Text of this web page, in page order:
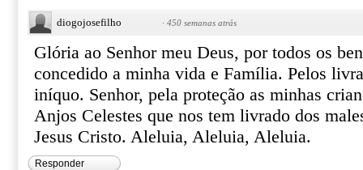
diogojosefilho · 450 semanas atrás
Glória ao Senhor meu Deus, por todos os
concedido a minha vida e Família. Pelos
iníquo. Senhor, pela proteção as minhas
Anjos Celestes que nos tem livrado dos
Jesus Cristo. Aleluia, Aleluia, Aleluia.
Responder